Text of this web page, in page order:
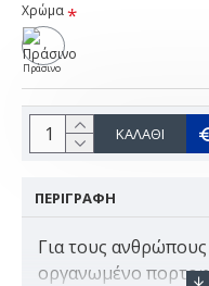
Χρώμα
Πράσινο
ΚΑΛΆΘΙ
ΠΕΡΙΓΡΑΦΗ
Για τους
οργανωμένο